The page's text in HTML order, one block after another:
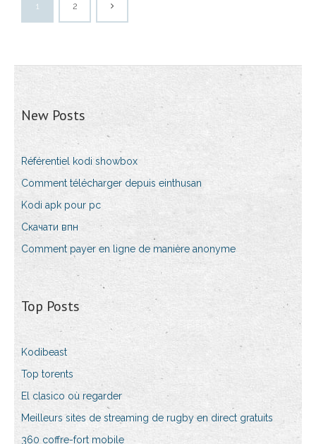
1 2
New Posts
Référentiel kodi showbox
Comment télécharger depuis einthusan
Kodi apk pour pc
Скачати впн
Comment payer en ligne de manière anonyme
Top Posts
Kodibeast
Top torents
El clasico où regarder
Meilleurs sites de streaming de rugby en direct gratuits
360 coffre-fort mobile